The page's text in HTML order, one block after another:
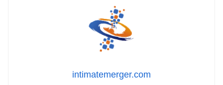
intimatemerger.com